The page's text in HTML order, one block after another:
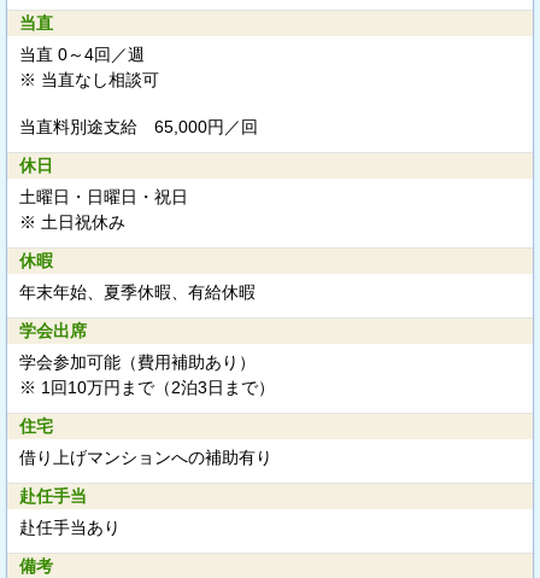
当直
当直 0～4回／週
※ 当直なし相談可
当直料別途支給
65,000円／回
休日
土曜日・日曜日・祝日
※ 土日祝休み
休暇
年末年始、夏季休暇、有給休暇
学会出席
学会参加可能（費用補助あり）
※ 1回10万円まで（2泊3日まで）
住宅
借り上げマンションへの補助有り
赴任手当
赴任手当あり
備考